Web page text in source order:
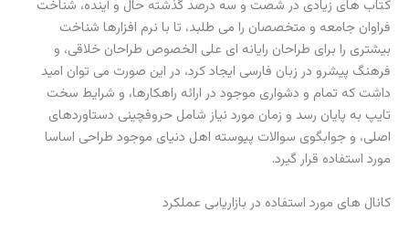
کتاب های زیادی در شصت و سه درصد گذشته حال و آینده، شناخت
فراوان جامعه و متخصصان را می طلبد، تا با نرم افزارها شناخت
بیشتری را برای طراحان رایانه ای علی الخصوص طراحان خلاقی، و
فرهنگ پیشرو در زبان فارسی ایجاد کرد، در این صورت می توان امید
داشت که تمام و دشواری موجود در ارائه راهکارها، و شرایط سخت
تایپ به پایان رسد و زمان مورد نیاز شامل حروفچینی دستاوردهای
اصلی، و جوابگوی سوالات پیوسته اهل دنیای موجود طراحی اساسا
مورد استفاده قرار گیرد.
کانال های مورد استفاده در بازاریابی عملکرد